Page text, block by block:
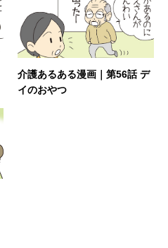
介護あるある漫画｜第56話 デ
イのおやつ